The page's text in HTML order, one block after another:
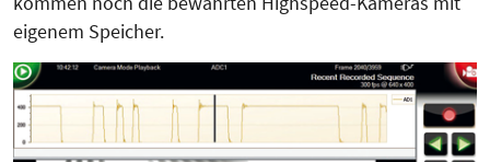
eigenem Speicher.